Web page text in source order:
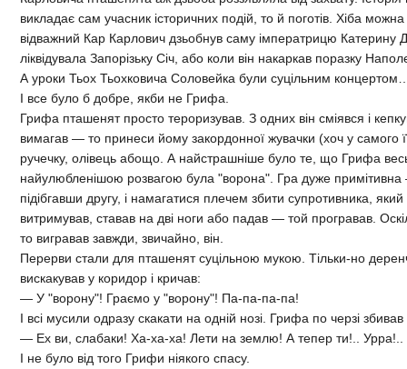
викладає сам учасник історичних подій, то й поготів. Хіба
відважний Кар Карлович дзьобнув саму імператрицю Катерину
ліквідувала Запорізьку Січ, або коли він накаркав поразку
А уроки Тьох Тьохковича Соловейка були суцільним
І все було б добре, якби не Грифа.
Грифа пташенят просто тероризував. З одних він сміявся і
вимагав — то принеси йому закордонної жувачки (хоч у самого
ручечку, олівець абощо. А найстрашніше було те, що Грифа
найулюбленішою розвагою була "ворона". Гра дуже примітивна
підібгавши другу, і намагатися плечем збити супротивника,
витримував, ставав на дві ноги або падав — той програвав.
то вигравав завжди, звичайно, він.
Перерви стали для пташенят суцільною мукою. Тільки-но
вискакував у коридор і кричав:
— У "ворону"! Граємо у "ворону"! Па-па-па-па!
І всі мусили одразу скакати на одній нозі. Грифа по черзі
— Ех ви, слабаки! Ха-ха-ха! Лети на землю! А тепер ти!.. Урра!..
І не було від того Грифи ніякого спасу.